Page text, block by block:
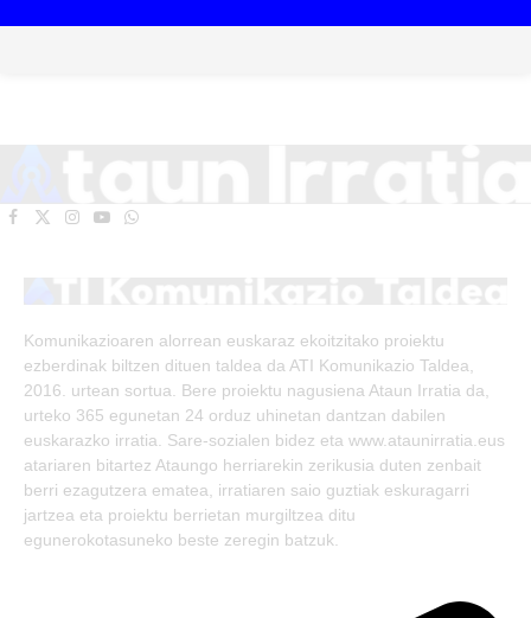
Facebook
X
Instagram
YouTubeWhatsApp
Komunikazioaren alorrean euskaraz ekoitzitako proiektu
ezberdinak biltzen dituen taldea da ATI Komunikazio Taldea,
2016. urtean sortua. Bere proiektu nagusiena Ataun Irratia da,
urteko 365 egunetan 24 orduz uhinetan dantzan dabilen
euskarazko irratia. Sare-sozialen bidez eta www.ataunirratia.eus
atariaren bitartez Ataungo herriarekin zerikusia duten zenbait
berri ezagutzera ematea, irratiaren saio guztiak eskuragarri
jartzea eta proiektu berrietan murgiltzea ditu
egunerokotasuneko beste zeregin batzuk.